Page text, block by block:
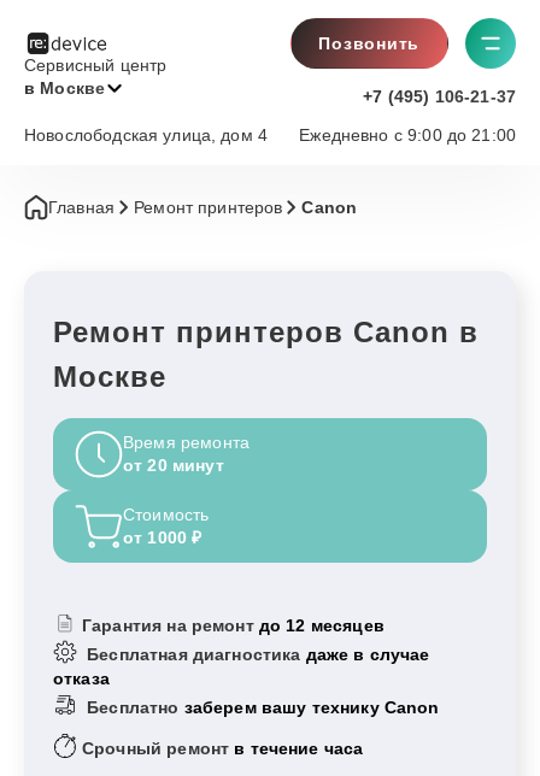
Сервисный центр
в Москве
Позвонить
+7 (495) 106-21-37
Ежедневно с 9:00 до 21:00
Новослободская улица, дом 4
Главная Ремонт принтеров Canon
Ремонт принтеров Canon в
Москве
Время ремонта
от 20 минут
Стоимость
от 1000 ₽
Гарантия на ремонт до 12 месяцев
Бесплатная диагностика даже в случае
отказа
Бесплатно заберем вашу технику Canon
Срочный ремонт в течение часа